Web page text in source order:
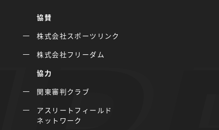
協賛
株式会社スポーツリンク
株式会社フリーダム
協力
関東審判クラブ
アスリートフィールド
ネットワーク